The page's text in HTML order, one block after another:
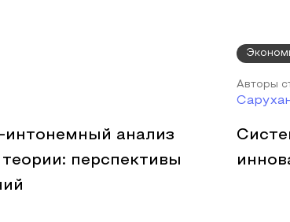
интонемный анализ
перспективы
Авторы